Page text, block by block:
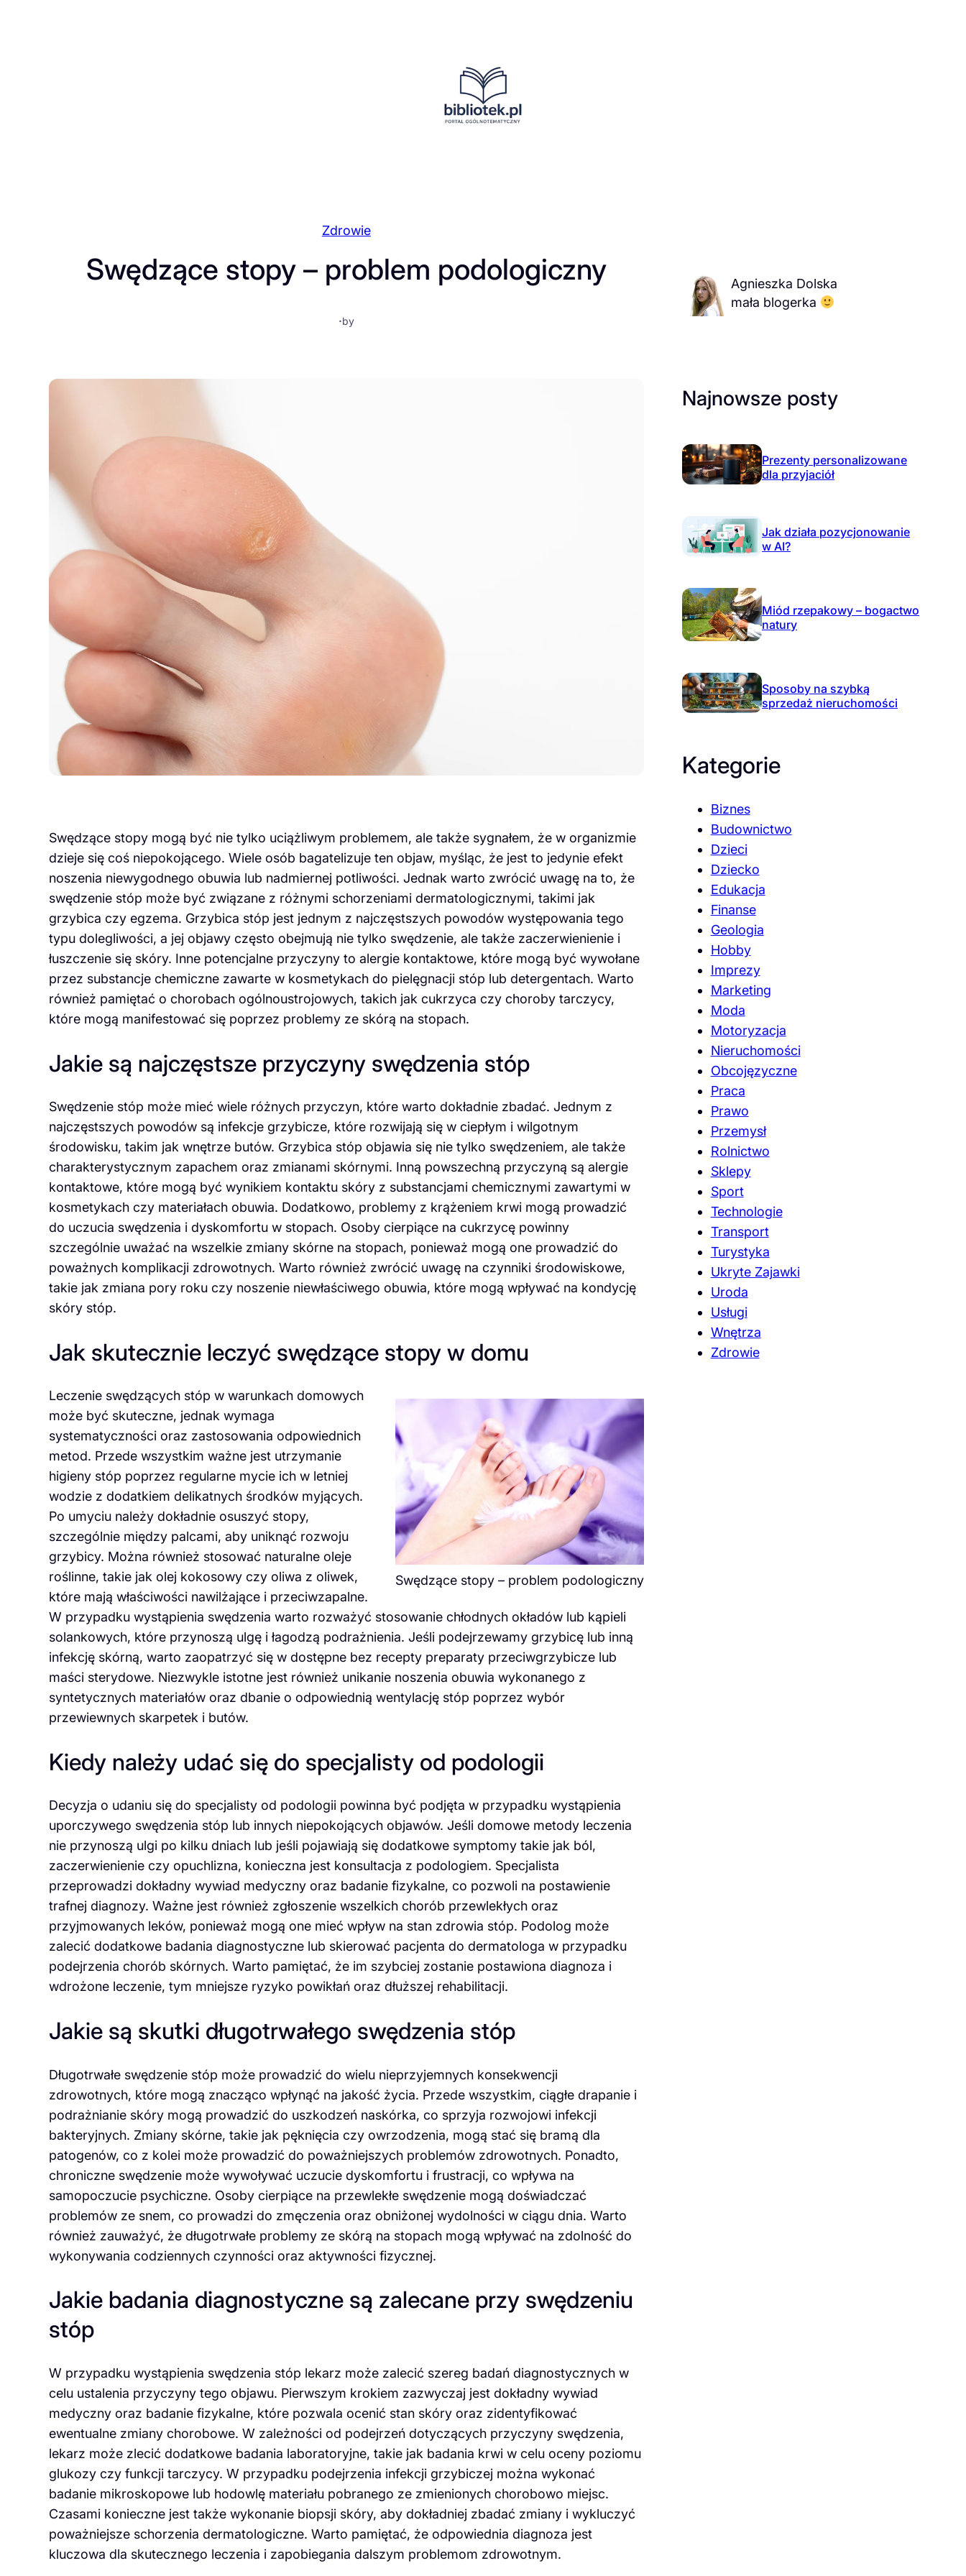
Zdrowie
Swędzące stopy – problem podologiczny
·by
Swędzące stopy mogą być nie tylko uciążliwym problemem, ale także sygnałem, że w organizmie
dzieje się coś niepokojącego. Wiele osób bagatelizuje ten objaw, myśląc, że jest to jedynie efekt
noszenia niewygodnego obuwia lub nadmiernej potliwości. Jednak warto zwrócić uwagę na to, że
swędzenie stóp może być związane z różnymi schorzeniami dermatologicznymi, takimi jak
grzybica czy egzema. Grzybica stóp jest jednym z najczęstszych powodów występowania tego
typu dolegliwości, a jej objawy często obejmują nie tylko swędzenie, ale także zaczerwienienie i
łuszczenie się skóry. Inne potencjalne przyczyny to alergie kontaktowe, które mogą być wywołane
przez substancje chemiczne zawarte w kosmetykach do pielęgnacji stóp lub detergentach. Warto
również pamiętać o chorobach ogólnoustrojowych, takich jak cukrzyca czy choroby tarczycy,
które mogą manifestować się poprzez problemy ze skórą na stopach.
Jakie są najczęstsze przyczyny swędzenia stóp
Swędzenie stóp może mieć wiele różnych przyczyn, które warto dokładnie zbadać. Jednym z
najczęstszych powodów są infekcje grzybicze, które rozwijają się w ciepłym i wilgotnym
środowisku, takim jak wnętrze butów. Grzybica stóp objawia się nie tylko swędzeniem, ale także
charakterystycznym zapachem oraz zmianami skórnymi. Inną powszechną przyczyną są alergie
kontaktowe, które mogą być wynikiem kontaktu skóry z substancjami chemicznymi zawartymi w
kosmetykach czy materiałach obuwia. Dodatkowo, problemy z krążeniem krwi mogą prowadzić
do uczucia swędzenia i dyskomfortu w stopach. Osoby cierpiące na cukrzycę powinny
szczególnie uważać na wszelkie zmiany skórne na stopach, ponieważ mogą one prowadzić do
poważnych komplikacji zdrowotnych. Warto również zwrócić uwagę na czynniki środowiskowe,
takie jak zmiana pory roku czy noszenie niewłaściwego obuwia, które mogą wpływać na kondycję
skóry stóp.
Jak skutecznie leczyć swędzące stopy w domu
Swędzące stopy – problem podologiczny
Leczenie swędzących stóp w warunkach domowych
może być skuteczne, jednak wymaga
systematyczności oraz zastosowania odpowiednich
metod. Przede wszystkim ważne jest utrzymanie
higieny stóp poprzez regularne mycie ich w letniej
wodzie z dodatkiem delikatnych środków myjących.
Po umyciu należy dokładnie osuszyć stopy,
szczególnie między palcami, aby uniknąć rozwoju
grzybicy. Można również stosować naturalne oleje
roślinne, takie jak olej kokosowy czy oliwa z oliwek,
które mają właściwości nawilżające i przeciwzapalne.
W przypadku wystąpienia swędzenia warto rozważyć stosowanie chłodnych okładów lub kąpieli
solankowych, które przynoszą ulgę i łagodzą podrażnienia. Jeśli podejrzewamy grzybicę lub inną
infekcję skórną, warto zaopatrzyć się w dostępne bez recepty preparaty przeciwgrzybicze lub
maści sterydowe. Niezwykle istotne jest również unikanie noszenia obuwia wykonanego z
syntetycznych materiałów oraz dbanie o odpowiednią wentylację stóp poprzez wybór
przewiewnych skarpetek i butów.
Kiedy należy udać się do specjalisty od podologii
Decyzja o udaniu się do specjalisty od podologii powinna być podjęta w przypadku wystąpienia
uporczywego swędzenia stóp lub innych niepokojących objawów. Jeśli domowe metody leczenia
nie przynoszą ulgi po kilku dniach lub jeśli pojawiają się dodatkowe symptomy takie jak ból,
zaczerwienienie czy opuchlizna, konieczna jest konsultacja z podologiem. Specjalista
przeprowadzi dokładny wywiad medyczny oraz badanie fizykalne, co pozwoli na postawienie
trafnej diagnozy. Ważne jest również zgłoszenie wszelkich chorób przewlekłych oraz
przyjmowanych leków, ponieważ mogą one mieć wpływ na stan zdrowia stóp. Podolog może
zalecić dodatkowe badania diagnostyczne lub skierować pacjenta do dermatologa w przypadku
podejrzenia chorób skórnych. Warto pamiętać, że im szybciej zostanie postawiona diagnoza i
wdrożone leczenie, tym mniejsze ryzyko powikłań oraz dłuższej rehabilitacji.
Jakie są skutki długotrwałego swędzenia stóp
Długotrwałe swędzenie stóp może prowadzić do wielu nieprzyjemnych konsekwencji
zdrowotnych, które mogą znacząco wpłynąć na jakość życia. Przede wszystkim, ciągłe drapanie i
podrażnianie skóry mogą prowadzić do uszkodzeń naskórka, co sprzyja rozwojowi infekcji
bakteryjnych. Zmiany skórne, takie jak pęknięcia czy owrzodzenia, mogą stać się bramą dla
patogenów, co z kolei może prowadzić do poważniejszych problemów zdrowotnych. Ponadto,
chroniczne swędzenie może wywoływać uczucie dyskomfortu i frustracji, co wpływa na
samopoczucie psychiczne. Osoby cierpiące na przewlekłe swędzenie mogą doświadczać
problemów ze snem, co prowadzi do zmęczenia oraz obniżonej wydolności w ciągu dnia. Warto
również zauważyć, że długotrwałe problemy ze skórą na stopach mogą wpływać na zdolność do
wykonywania codziennych czynności oraz aktywności fizycznej.
Jakie badania diagnostyczne są zalecane przy swędzeniu
stóp
W przypadku wystąpienia swędzenia stóp lekarz może zalecić szereg badań diagnostycznych w
celu ustalenia przyczyny tego objawu. Pierwszym krokiem zazwyczaj jest dokładny wywiad
medyczny oraz badanie fizykalne, które pozwala ocenić stan skóry oraz zidentyfikować
ewentualne zmiany chorobowe. W zależności od podejrzeń dotyczących przyczyny swędzenia,
lekarz może zlecić dodatkowe badania laboratoryjne, takie jak badania krwi w celu oceny poziomu
glukozy czy funkcji tarczycy. W przypadku podejrzenia infekcji grzybiczej można wykonać
badanie mikroskopowe lub hodowlę materiału pobranego ze zmienionych chorobowo miejsc.
Czasami konieczne jest także wykonanie biopsji skóry, aby dokładniej zbadać zmiany i wykluczyć
poważniejsze schorzenia dermatologiczne. Warto pamiętać, że odpowiednia diagnoza jest
kluczowa dla skutecznego leczenia i zapobiegania dalszym problemom zdrowotnym.
Agnieszka Dolska
mała blogerka
Najnowsze posty
Prezenty personalizowane
dla przyjaciół
Jak działa pozycjonowanie
w AI?
Miód rzepakowy – bogactwo
natury
Sposoby na szybką
sprzedaż nieruchomości
Kategorie
Biznes
Budownictwo
Dzieci
Dziecko
Edukacja
Finanse
Geologia
Hobby
Imprezy
Marketing
Moda
Motoryzacja
Nieruchomości
Obcojęzyczne
Praca
Prawo
Przemysł
Rolnictwo
Sklepy
Sport
Technologie
Transport
Turystyka
Ukryte Zajawki
Uroda
Usługi
Wnętrza
Zdrowie